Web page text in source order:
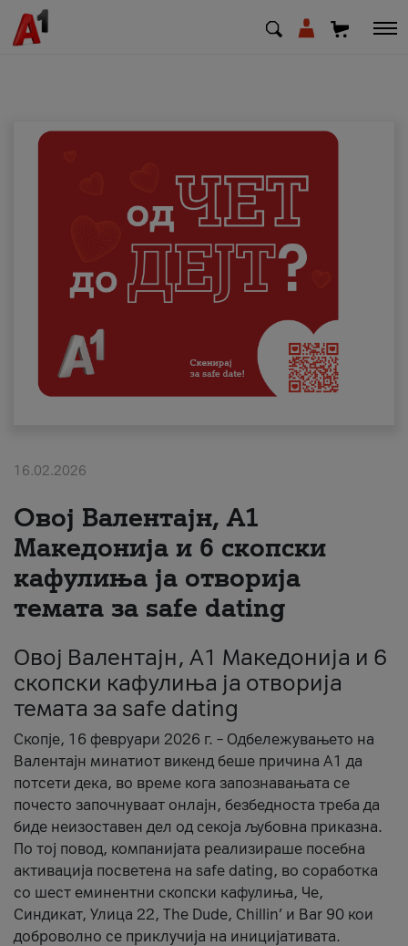
Деловни
Поддршка
Надополни кредит
Плати сметка
#ПодобарОнлајн
16.02.2026
Овој Валентајн, A1
Македонија и 6 скопски
кафулиња ја отворија
темата за safe dating
Овој Валентајн, A1 Македонија и 6
скопски кафулиња ја отворија
темата за safe dating
Скопје, 16 февруари 2026 г. – Одбележувањето на
Валентајн минатиот викенд беше причина А1 да
потсети дека, во време кога запознавањата се
почесто започнуваат онлајн, безбедноста треба да
биде неизоставен дел од секоја љубовна приказна.
По тој повод, компанијата реализираше посебна
активација посветена на safe dating, во соработка
со шест еминентни скопски кафулиња, Че,
Синдикат, Улица 22, The Dude, Chillin’ и Bar 90 кои
доброволно се приклучија на иницијативата.